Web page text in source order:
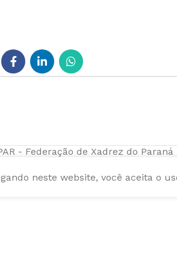
- Federação de Xadrez do Paraná
neste website, você aceita o